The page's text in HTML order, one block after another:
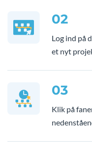
02
Log ind på
et nyt
03
Klik på